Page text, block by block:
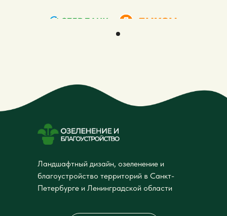
Ландшафтный дизайн, озеленение и
благоустройство территорий в Санкт-
Петербурге и Ленинградской области